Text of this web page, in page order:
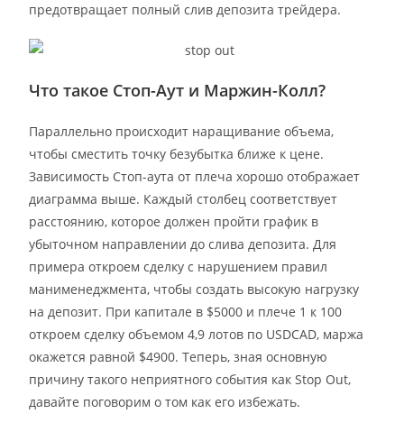
предотвращает полный слив депозита трейдера.
Что такое Стоп-Аут и Маржин-Колл?
Параллельно происходит наращивание объема,
чтобы сместить точку безубытка ближе к цене.
Зависимость Стоп-аута от плеча хорошо отображает
диаграмма выше. Каждый столбец соответствует
расстоянию, которое должен пройти график в
убыточном направлении до слива депозита. Для
примера откроем сделку с нарушением правил
манименеджмента, чтобы создать высокую нагрузку
на депозит. При капитале в $5000 и плече 1 к 100
откроем сделку объемом 4,9 лотов по USDCAD, маржа
окажется равной $4900. Теперь, зная основную
причину такого неприятного события как Stop Out,
давайте поговорим о том как его избежать.